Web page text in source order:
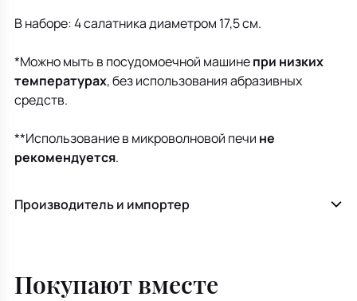
В наборе: 4 салатника диаметром 17,5 см.
*Можно мыть в посудомоечной машинепри низких
температурах, без использования абразивных
средств.
**Использование в микроволновой печи не
рекомендуется.
Производитель и импортер
Покупают вместе